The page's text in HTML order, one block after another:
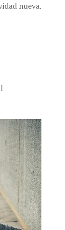
nueva.